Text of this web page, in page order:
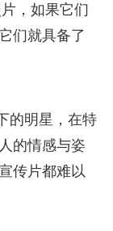
，如果它们
们就具备了
的明星，在特
的情感与姿
传片都难以